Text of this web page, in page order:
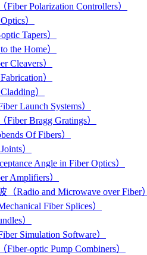
Polarization Controllers）
）
Tapers）
the Home）
Cleavers）
）
）
Launch Systems）
Bragg Gratings）
Of Fibers）
）
Angle in Fiber Optics）
Amplifiers）
Radio and Microwave over Fiber）
Fiber Splices）
）
Simulation Software）
optic Pump Combiners）